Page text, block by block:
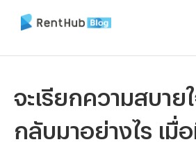
จะเรียกความสบาย
กลับมาอย่างไร เมื่